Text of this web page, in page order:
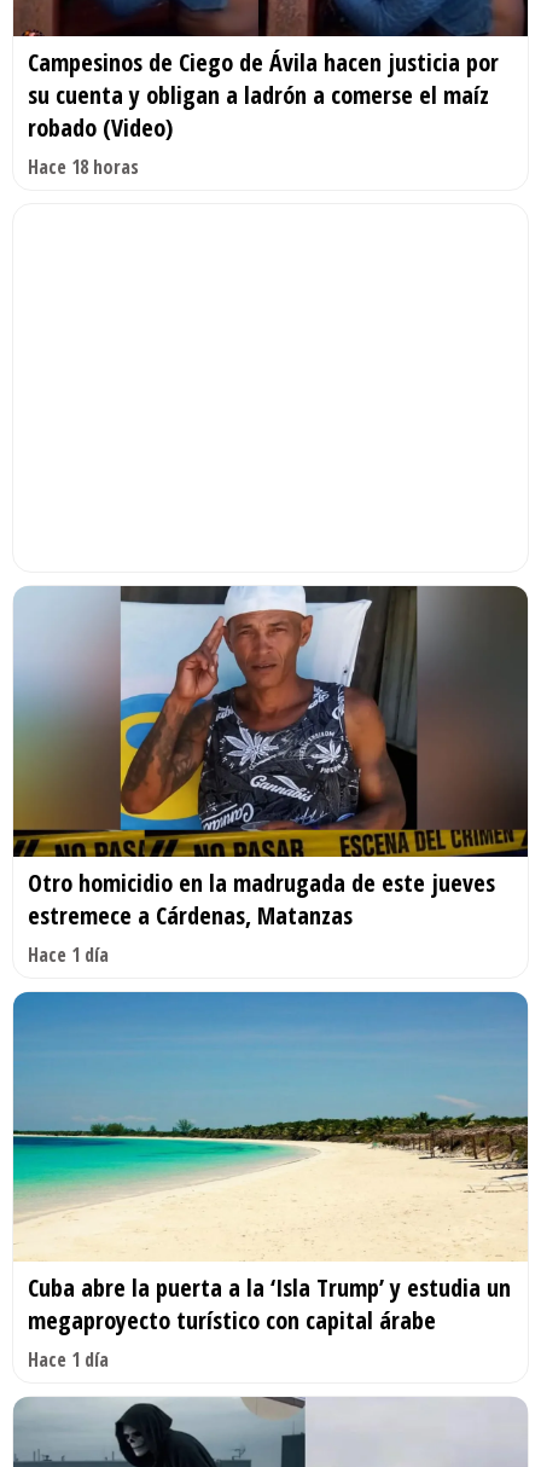
Campesinos de Ciego de Ávila hacen justicia por
su cuenta y obligan a ladrón a comerse el maíz
robado (Video)
Hace 18 horas
Otro homicidio en la madrugada de este jueves
estremece a Cárdenas, Matanzas
Hace 1 día
Cuba abre la puerta a la ‘Isla Trump’ y estudia un
megaproyecto turístico con capital árabe
Hace 1 día